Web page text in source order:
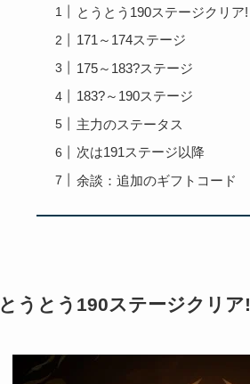
とうとう190ステージクリア!
171～174ステージ
175～183?ステージ
183?～190ステージ
主力のステータス
次は191ステージ以降
余談：追加のギフトコード
とうとう190ステージクリア!